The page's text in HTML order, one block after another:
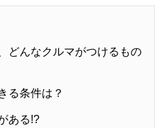
どんなクルマがつけるもの
る条件は？
ある!?